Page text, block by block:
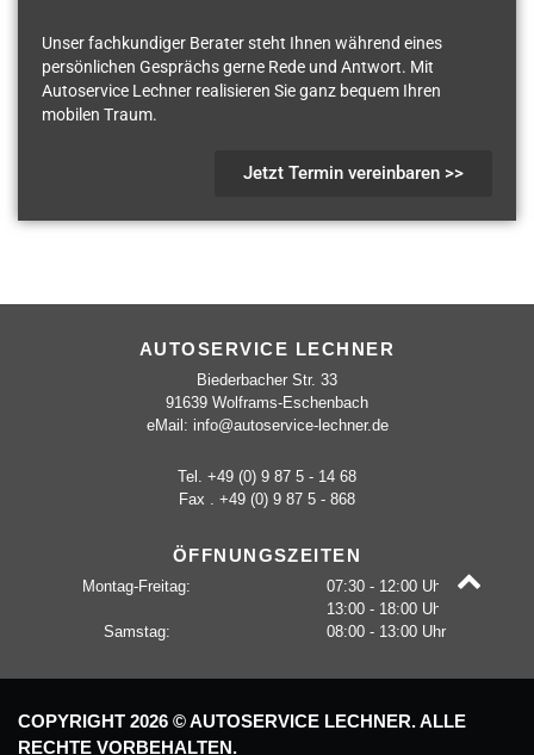
Unser fachkundiger Berater steht Ihnen während eines
persönlichen Gesprächs gerne Rede und Antwort. Mit
Autoservice Lechner realisieren Sie ganz bequem Ihren
mobilen Traum.
Jetzt Termin vereinbaren >>
AUTOSERVICE LECHNER
Biederbacher Str. 33
91639 Wolframs-Eschenbach
eMail: info@autoservice-lechner.de
Tel. +49 (0) 9 87 5 - 14 68
Fax . +49 (0) 9 87 5 - 868
ÖFFNUNGSZEITEN
Montag-Freitag:
07:30 - 12:00 Uhr
13:00 - 18:00 Uhr
Samstag:
08:00 - 13:00 Uhr
COPYRIGHT 2026 © AUTOSERVICE LECHNER. ALLE
RECHTE VORBEHALTEN.